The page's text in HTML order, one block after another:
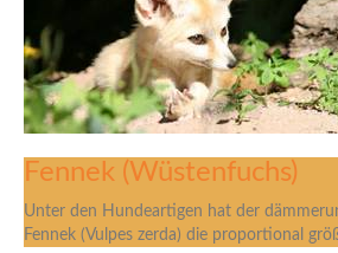
Fennek (Wüstenfuchs)
Unter den Hundeartigen hat der
Fennek (Vulpes zerda) die proportional